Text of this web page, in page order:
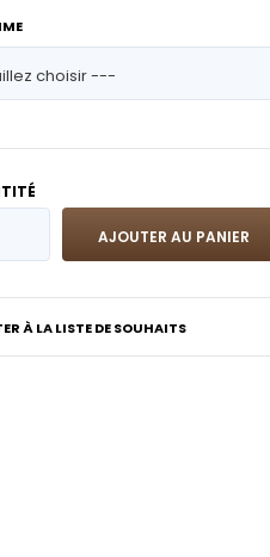
À LA LISTE DE SOUHAITS